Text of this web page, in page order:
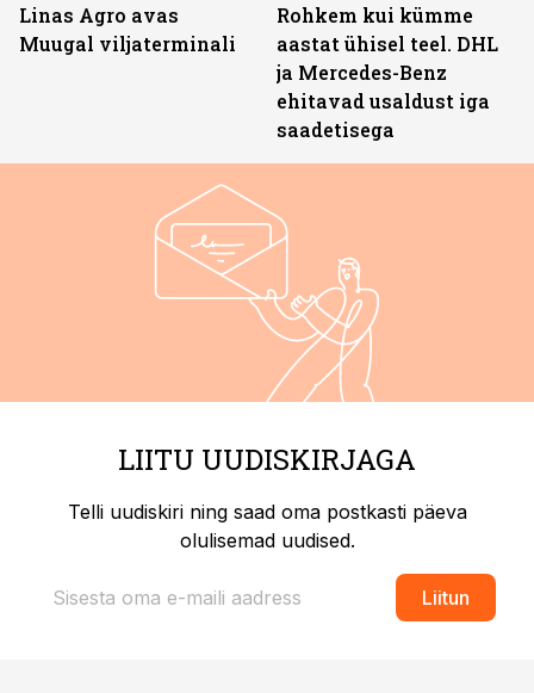
Linas Agro avas
Muugal viljaterminali
Rohkem kui kümme
aastat ühisel teel. DHL
ja Mercedes-Benz
ehitavad usaldust iga
saadetisega
LIITU UUDISKIRJAGA
Telli uudiskiri ning saad oma postkasti päeva
olulisemad uudised.
Liitun